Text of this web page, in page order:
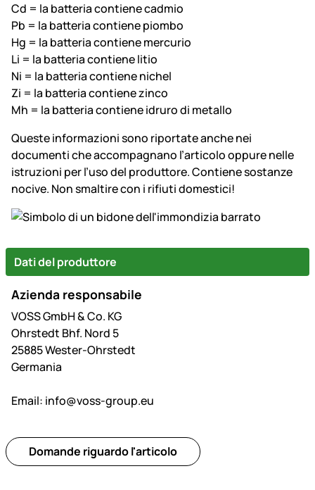
Cd = la batteria contiene cadmio
Pb = la batteria contiene piombo
Hg = la batteria contiene mercurio
Li = la batteria contiene litio
Ni = la batteria contiene nichel
Zi = la batteria contiene zinco
Mh = la batteria contiene idruro di metallo
Queste informazioni sono riportate anche nei
documenti che accompagnano l’articolo oppure nelle
istruzioni per l’uso del produttore. Contiene sostanze
nocive. Non smaltire con i rifiuti domestici!
Dati del produttore
Azienda responsabile
VOSS GmbH & Co. KG
Ohrstedt Bhf. Nord 5
25885 Wester-Ohrstedt
Germania
Email: info@voss-group.eu
Domande riguardo l'articolo